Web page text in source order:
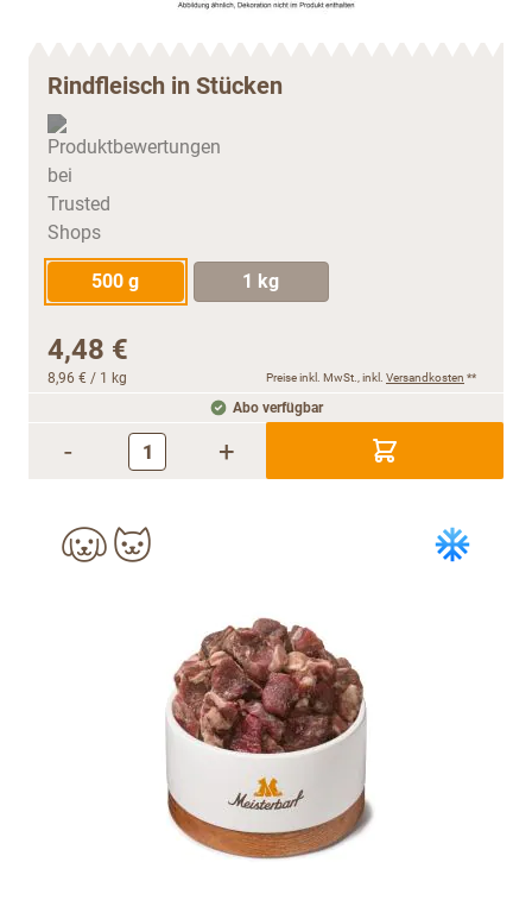
Rindfleisch in Stücken
500 g 1 kg
4,48 €
8,96 € / 1 kg Preise inkl. MwSt., inkl. Versandkosten **
Abo verfügbar
- +